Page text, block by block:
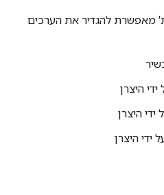
מאפשרת להגדיר את הערכים
היצרן
היצרן
היצרן